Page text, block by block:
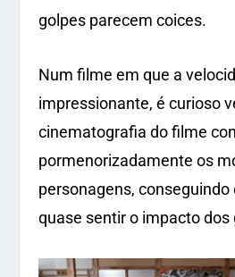
golpes parecem coices.
Num filme em que a
impressionante, é curioso
cinematografia do filme
pormenorizadamente os
personagens, conseguindo
quase sentir o impacto dos